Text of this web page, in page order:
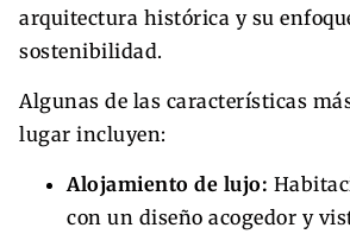
arquitectura histórica y su
sostenibilidad.
Algunas de las características
lugar incluyen:
Alojamiento de lujo:
con un diseño acogedor y